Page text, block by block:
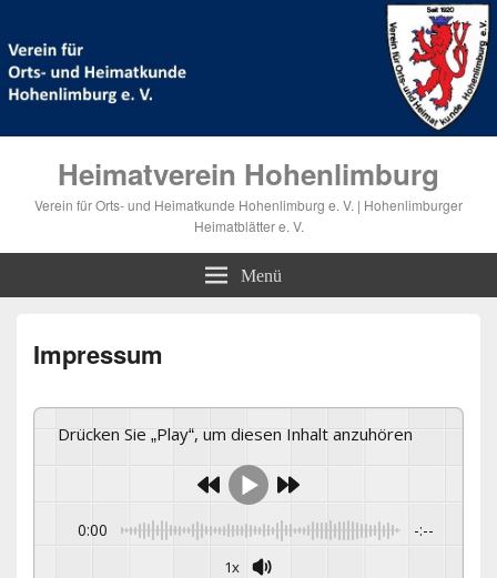
Heimatverein Hohenlimburg
Verein für Orts- und Heimatkunde Hohenlimburg e. V. | Hohenlimburger
Heimatblätter e. V.
Menü
Impressum
Drücken Sie „Play“, um diesen Inhalt anzuhören
0:00 -:--
1x